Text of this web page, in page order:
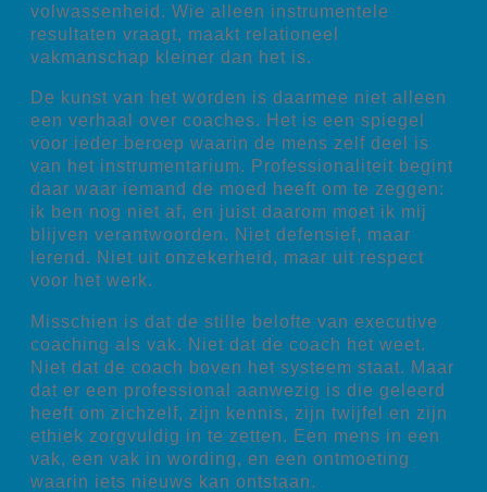
volwassenheid. Wie alleen instrumentele
resultaten vraagt, maakt relationeel
vakmanschap kleiner dan het is.
De kunst van het worden is daarmee niet alleen
een verhaal over coaches. Het is een spiegel
voor ieder beroep waarin de mens zelf deel is
van het instrumentarium. Professionaliteit begint
daar waar iemand de moed heeft om te zeggen:
ik ben nog niet af, en juist daarom moet ik mij
blijven verantwoorden. Niet defensief, maar
lerend. Niet uit onzekerheid, maar uit respect
voor het werk.
Misschien is dat de stille belofte van executive
coaching als vak. Niet dat de coach het weet.
Niet dat de coach boven het systeem staat. Maar
dat er een professional aanwezig is die geleerd
heeft om zichzelf, zijn kennis, zijn twijfel en zijn
ethiek zorgvuldig in te zetten. Een mens in een
vak, een vak in wording, en een ontmoeting
waarin iets nieuws kan ontstaan.